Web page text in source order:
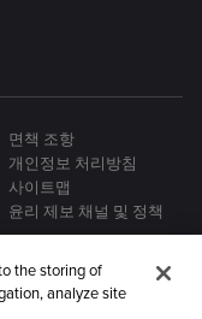
면책 조항
개인정보 처리방침
사이트맵
윤리 제보 채널 및 정책
the storing of
analyze site